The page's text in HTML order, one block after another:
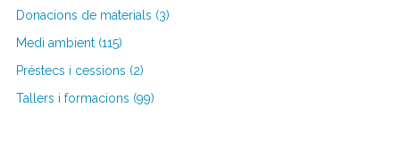
Donacions de materials (3)
Medi ambient (115)
Préstecs i cessions (2)
Tallers i formacions (99)